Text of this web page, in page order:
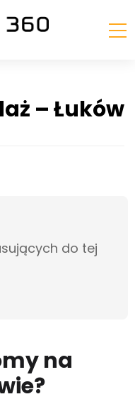
– Łuków
do tej
na